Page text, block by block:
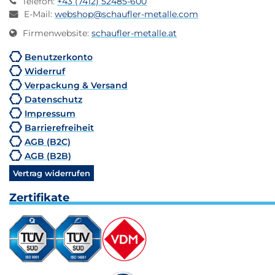
E-Mail: webshop@schaufler-metalle.com
Firmenwebsite: schaufler-metalle.at
Benutzerkonto
Widerruf
Verpackung & Versand
Datenschutz
Impressum
Barrierefreiheit
AGB (B2C)
AGB (B2B)
Vertrag widerrufen
Zertifikate